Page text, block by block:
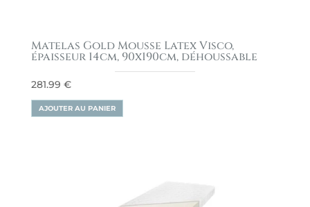
Matelas Gold Mousse Latex Visco,
épaisseur 14cm, 90x190cm, déhoussable
281.99 €
AJOUTER AU PANIER